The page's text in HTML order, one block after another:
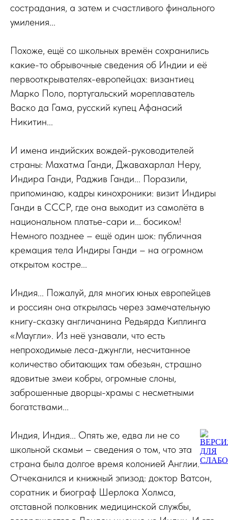
сострадания, а затем и счастливого финального
умиления...
Похоже, ещё со школьных времён сохранились
какие-то обрывочные сведения об Индии и её
первооткрывателях-европейцах: византиец
Марко Поло, португальский мореплаватель
Васко да Гама, русский купец Афанасий
Никитин...
И имена индийских вождей-руководителей
страны: Махатма Ганди, Джавахарлал Неру,
Индира Ганди, Раджив Ганди... Поразили,
припоминаю, кадры кинохроники: визит Индиры
Ганди в СССР, где она выходит из самолёта в
национальном платье-сари и... босиком!
Немного позднее – ещё один шок: публичная
кремация тела Индиры Ганди – на огромном
открытом костре...
Индия... Пожалуй, для многих юных европейцев
и россиян она открылась через замечательную
книгу-сказку англичанина Редьярда Киплинга
«Маугли». Из неё узнавали, что есть
непроходимые леса-джунгли, несчитанное
количество обитающих там обезьян, страшно
ядовитые змеи кобры, огромные слоны,
заброшенные дворцы-храмы с несметными
богатствами...
Индия, Индия... Опять же, едва ли не со
школьной скамьи – сведения о том, что эта
страна была долгое время колонией Англии.
Отчеканился и книжный эпизод: доктор Ватсон,
соратник и биограф Шерлока Холмса,
отставной полковник медицинской службы,